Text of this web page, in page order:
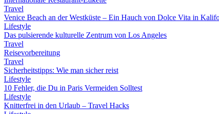
Travel
Venice Beach an der Westküste – Ein Hauch von Dolce Vita in
Lifestyle
Das pulsierende kulturelle Zentrum von Los Angeles
Travel
Reisevorbereitung
Travel
Sicherheitstipps: Wie man sicher reist
Lifestyle
10 Fehler, die Du in Paris Vermeiden Solltest
Lifestyle
Knitterfrei in den Urlaub – Travel Hacks